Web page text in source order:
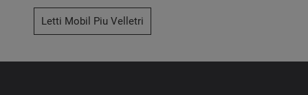
Letti Mobil Piu Velletri